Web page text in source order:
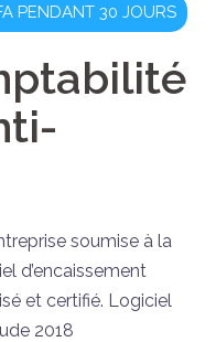
PENDANT 30 JOURS
soumise à la
d’encaissement
et certifié. Logiciel
2018